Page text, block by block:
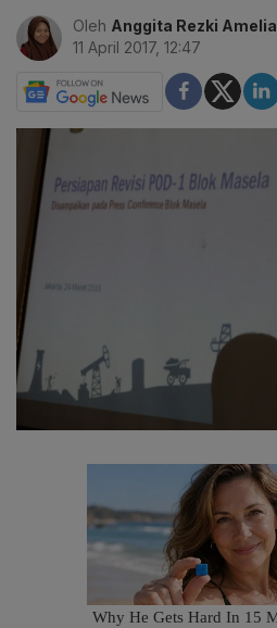
Oleh Anggita Rezki Amelia
11 April 2017, 12:47